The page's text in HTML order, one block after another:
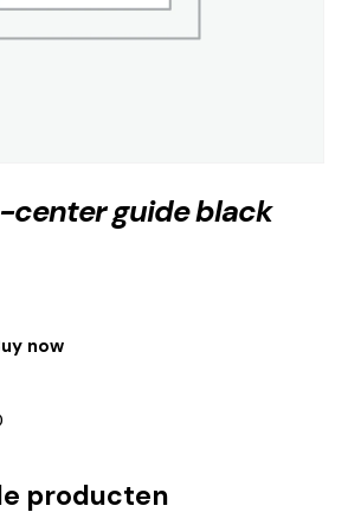
center guide black
now
producten